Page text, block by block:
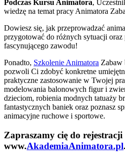
Podczas Kursu Animatora,
wiedzę na temat pracy Animatora
Dowiesz się, jak przeprowadzać
przygotować do różnych sytuacji oraz
fascynującego zawodu!
Ponadto, Szkolenie Animatora Zabaw
pozwoli Ci zdobyć konkretne
praktyczne zastosowanie w Twojej
modelowania balonowych figur i
dzieciom, robienia modnych tatuaży
fantastycznych baniek oraz poznasz
animacyjne ruchowe i sportowe.
Zapraszamy cię do
www.AkademiaAnimatora.pl.